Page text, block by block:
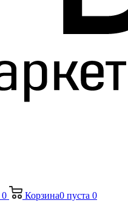
0 Корзина0 пуста 0